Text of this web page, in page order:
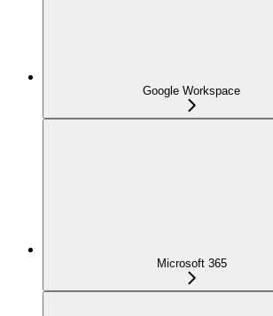
Google Workspace
Microsoft 365